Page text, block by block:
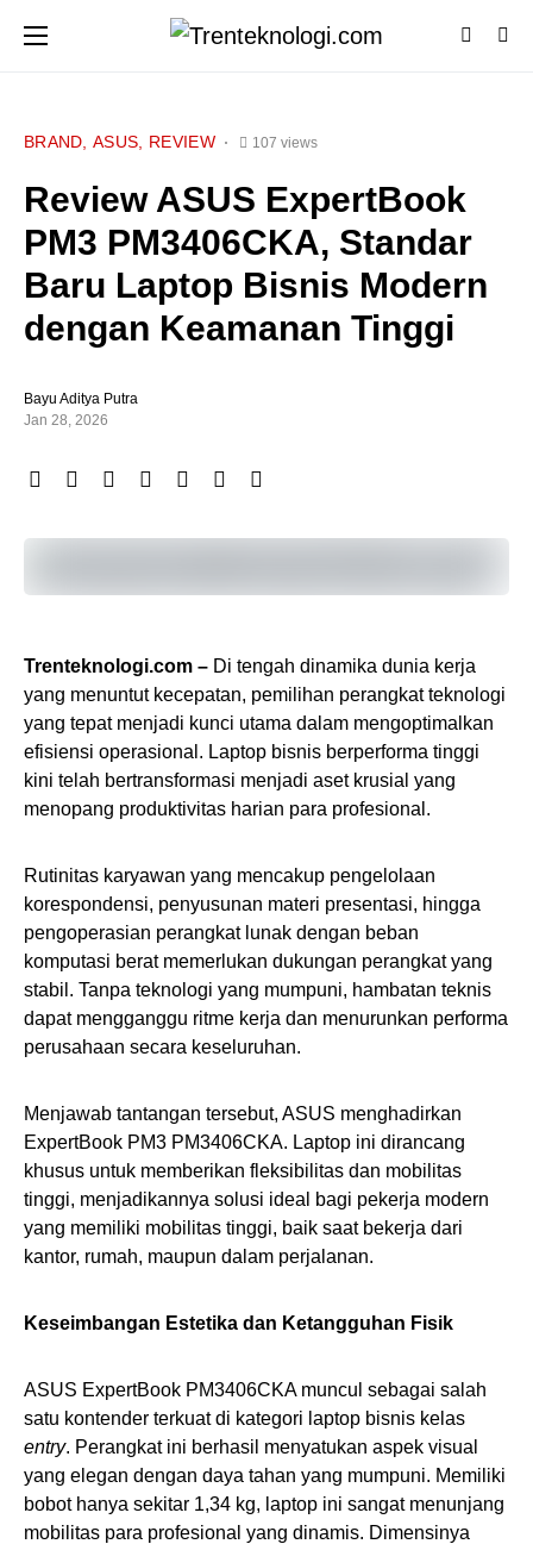
BRAND ASUS REVIEW 107 views
Review ASUS ExpertBook
PM3 PM3406CKA, Standar
Baru Laptop Bisnis Modern
dengan Keamanan Tinggi
Bayu Aditya Putra
Jan 28, 2026
Trenteknologi.com – Di tengah dinamika dunia kerja
yang menuntut kecepatan, pemilihan perangkat teknologi
yang tepat menjadi kunci utama dalam mengoptimalkan
efisiensi operasional. Laptop bisnis berperforma tinggi
kini telah bertransformasi menjadi aset krusial yang
menopang produktivitas harian para profesional.
Rutinitas karyawan yang mencakup pengelolaan
korespondensi, penyusunan materi presentasi, hingga
pengoperasian perangkat lunak dengan beban
komputasi berat memerlukan dukungan perangkat yang
stabil. Tanpa teknologi yang mumpuni, hambatan teknis
dapat mengganggu ritme kerja dan menurunkan performa
perusahaan secara keseluruhan.
Menjawab tantangan tersebut, ASUS menghadirkan
ExpertBook PM3 PM3406CKA. Laptop ini dirancang
khusus untuk memberikan fleksibilitas dan mobilitas
tinggi, menjadikannya solusi ideal bagi pekerja modern
yang memiliki mobilitas tinggi, baik saat bekerja dari
kantor, rumah, maupun dalam perjalanan.
Keseimbangan Estetika dan Ketangguhan Fisik
ASUS ExpertBook PM3406CKA muncul sebagai salah
satu kontender terkuat di kategori laptop bisnis kelas
entry. Perangkat ini berhasil menyatukan aspek visual
yang elegan dengan daya tahan yang mumpuni. Memiliki
bobot hanya sekitar 1,34 kg, laptop ini sangat menunjang
mobilitas para profesional yang dinamis. Dimensinya